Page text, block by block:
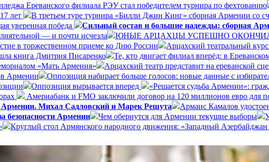
Ереванского филиала РЭУ стал победителем турнира по фехтованию
лет
В третьем туре турнира «Билли Джин Кинг» сборная Армении со
уверенная победа
Сильный состав и большие надежды: сборная
— и почти исчезла
ЮНЫЕ АРЦАХЦЫ УСПЕШНО
в торжественном приеме ко Дню России
Арцахский театральный
книга Дмитрия Писаренко
Те, кто двигает филиал вперёд: в
«Мать Армения»
Арцахский театр представит на ереванской
Армении
Оппозиция набирает больше голосов: новые данные с
Оппозиция вырывается вперед «Решается судьба Армении»:
Америабанк и FMO заключили договор на 120 миллионов евро
Армении. Михал Садловский и Марек Решута Армаис Камалов
безопасности Армении
Чем обернутся для Армении текущие выборы
Круглый стол Армянского народного движения: «Западный